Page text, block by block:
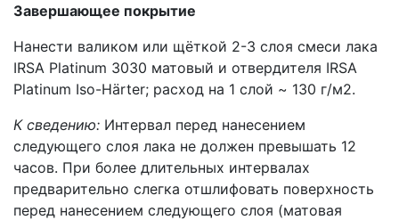
Завершающее покрытие
Нанести валиком или щёткой 2-3 слоя смеси лака
IRSA Platinum 3030 матовый и отвердителя IRSA
Platinum Iso-Härter; расход на 1 слой ~ 130 г/м2.
К сведению: Интервал перед нанесением
следующего слоя лака не должен превышать 12
часов. При более длительных интервалах
предварительно слегка отшлифовать поверхность
перед нанесением следующего слоя (матовая